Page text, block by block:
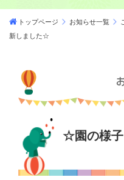
トップページ お知らせ一覧
新しました☆
☆園の様